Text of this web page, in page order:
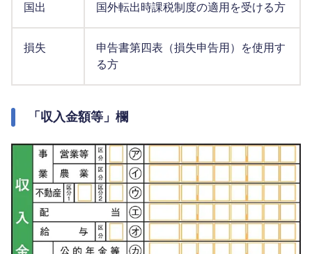
国出 国外転出時課税制度の適用を受ける方
損失
申告書第四表（損失申告用）を使用す
る方
「収入金額等」欄